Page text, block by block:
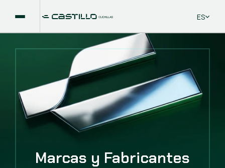
Select
ES
Marcas y Fabricantes